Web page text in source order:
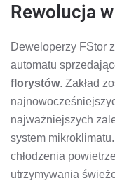
Rewolucja
Deweloperzy FStor
automatu
florystów. Zakład
najważniejszych
system
chłodzenia
utrzymywania